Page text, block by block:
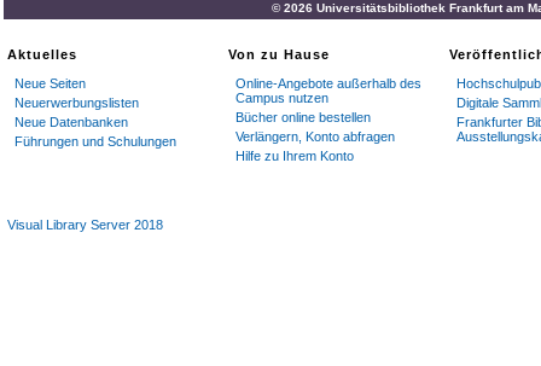
© 2026 Universitätsbibliothek Frankfurt am
Aktuelles
Neue Seiten
Neuerwerbungslisten
Neue Datenbanken
Führungen und Schulungen
Von zu Hause
Online-Angebote außerhalb des
Campus nutzen
Bücher online bestellen
Verlängern, Konto abfragen
Hilfe zu Ihrem Konto
Digitale
Frankfurter
Visual Library Server 2018